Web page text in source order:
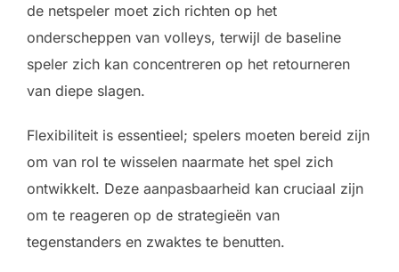
de netspeler moet zich richten op het
onderscheppen van volleys, terwijl de baseline
speler zich kan concentreren op het retourneren
van diepe slagen.
Flexibiliteit is essentieel; spelers moeten bereid zijn
om van rol te wisselen naarmate het spel zich
ontwikkelt. Deze aanpasbaarheid kan cruciaal zijn
om te reageren op de strategieën van
tegenstanders en zwaktes te benutten.